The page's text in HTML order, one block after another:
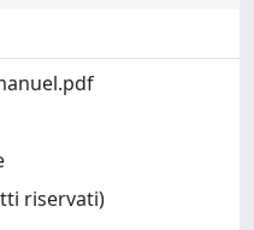
riservati)